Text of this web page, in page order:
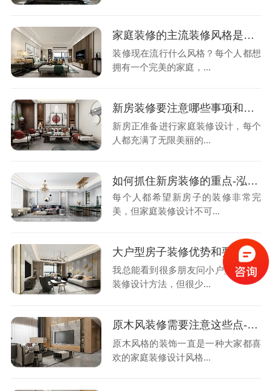
家庭装修的主流装修风格是什么-泓壹设计
装修现在流行什么风格？每个人都想
拥有一个完美的家庭，...
新房装修要注意哪些事项和原则-泓壹设计
新房正准备进行家庭装修设计，每个
人都充满了无限美丽的...
如何抓住新房装修的重点-泓壹设计
每个人都希望新房子的装修非常完
美，但家庭装修设计不可...
大户型房子装修优势和要点-泓壹设计
我总能看到很多朋友问小户型的家庭
装修设计方法，但很少...
原木风装修需要注意这些点-泓壹设计
原木风格的装饰一直是一种大家都喜
欢的家庭装修设计风格...